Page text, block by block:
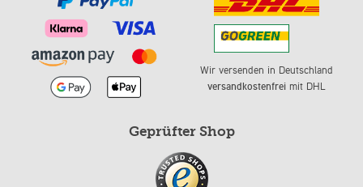
Wir versenden in Deutschland
versandkostenfreimit DHL
Geprüfter Shop